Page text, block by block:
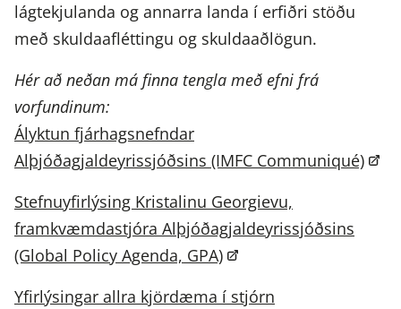
lágtekjulanda og annarra landa í erfiðri stöðu
með skuldaafléttingu og skuldaaðlögun.
Hér að neðan má finna tengla með efni frá
vorfundinum:
Ályktun fjárhagsnefndar
Alþjóðagjaldeyrissjóðsins (IMFC Communiqué)
Stefnuyfirlýsing Kristalinu Georgievu,
framkvæmdastjóra Alþjóðagjaldeyrissjóðsins
(Global Policy Agenda, GPA)
Yfirlýsingar allra kjördæma í stjórn